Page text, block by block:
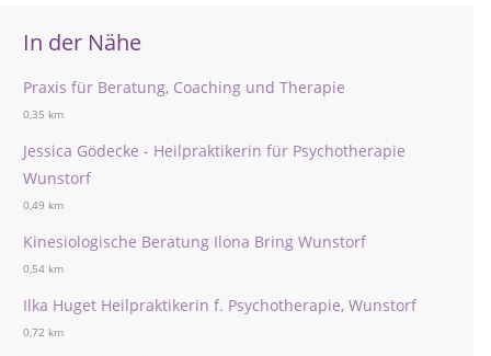
In der Nähe
Praxis für Beratung, Coaching und Therapie
0,35 km
Jessica Gödecke - Heilpraktikerin für Psychotherapie
Wunstorf
0,49 km
Kinesiologische Beratung Ilona Bring Wunstorf
0,54 km
Ilka Huget Heilpraktikerin f. Psychotherapie, Wunstorf
0,72 km